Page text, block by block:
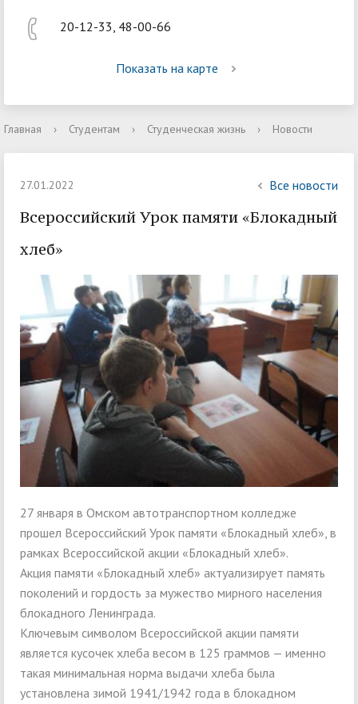
20-12-33, 48-00-66
Показать на карте
Главная › Студентам › Студенческая жизнь › Новости
27.01.2022 Все новости
Всероссийский Урок памяти «Блокадный
хлеб»
27 января в Омском автотранспортном колледже
прошел Всероссийский Урок памяти «Блокадный хлеб», в
рамках Всероссийской акции «Блокадный хлеб».
Акция памяти «Блокадный хлеб» актуализирует память
поколений и гордость за мужество мирного населения
блокадного Ленинграда.
Ключевым символом Всероссийской акции памяти
является кусочек хлеба весом в 125 граммов — именно
такая минимальная норма выдачи хлеба была
установлена зимой 1941/1942 года в блокадном